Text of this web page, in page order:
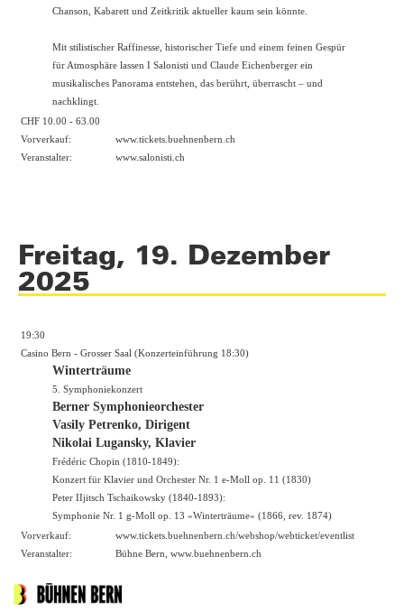
Chanson, Kabarett und Zeitkritik aktueller kaum sein könnte.
Mit stilistischer Raffinesse, historischer Tiefe und einem feinen Gespür
für Atmosphäre lassen I Salonisti und Claude Eichenberger ein
musikalisches Panorama entstehen, das berührt, überrascht – und
nachklingt.
CHF 10.00 - 63.00
Vorverkauf:
www.tickets.buehnenbern.ch
Veranstalter:
www.salonisti.ch
Freitag, 19. Dezember
2025
19:30
Casino Bern - Grosser Saal (Konzerteinführung 18:30)
Winterträume
5. Symphoniekonzert
Berner Symphonieorchester
Vasily Petrenko, Dirigent
Nikolai Lugansky, Klavier
Frédéric Chopin (1810-1849):
Konzert für Klavier und Orchester Nr. 1 e-Moll op. 11 (1830)
Peter IIjitsch Tschaikowsky (1840-1893):
Symphonie Nr. 1 g-Moll op. 13 «Winterträume» (1866, rev. 1874)
Vorverkauf:
www.tickets.buehnenbern.ch/webshop/webticket/eventlist
Veranstalter:
Bühne Bern, www.buehnenbern.ch